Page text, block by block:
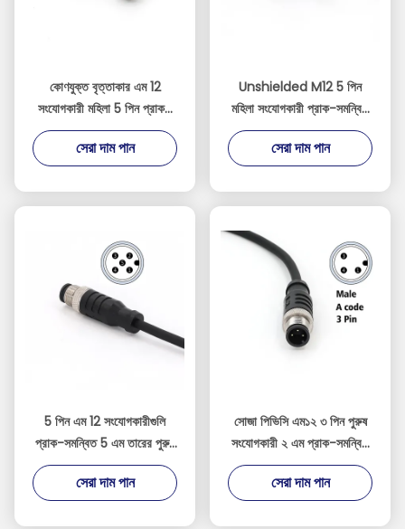
কোণযুক্ত বৃত্তাকার এম 12
সংযোগকারী মহিলা 5 পিন প্রাক-
সমন্বিত তারের সংযোগকারী
সেরা দাম পান
Unshielded M12 5 পিন
মহিলা সংযোগকারী প্রাক-সমন্বিত
5M ক্যাবল IP67 সোজা পিভিসি
সেরা দাম পান
5 পিন এম 12 সংযোগকারীগুলি
প্রাক-সমন্বিত 5 এম তারের পুরুষ
সোজা পিভিসি আইইসি 61076-
2-101
সেরা দাম পান
সোজা পিভিসি এম১২ ৩ পিন পুরুষ
সংযোগকারী ২ এম প্রাক-সমন্বিত
অ-প্রতিরক্ষামুক্ত তারের কালো
সেরা দাম পান